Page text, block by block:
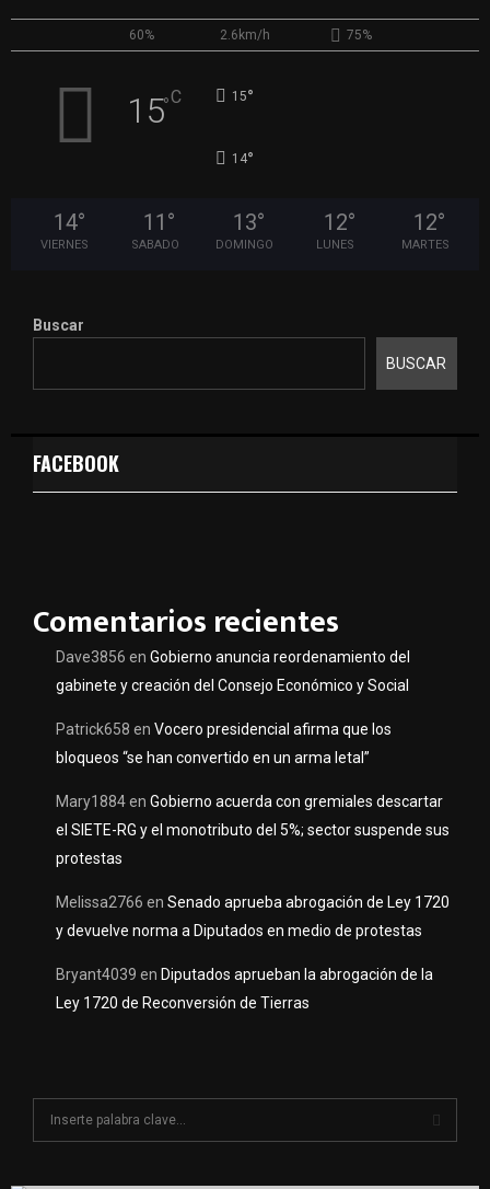
60% 2.6km/h 75%
15°C 15°
14°
14°
VIERNES
11 °
SABADO
13°
DOMINGO
12°
LUNES
12°
MARTES
Buscar
BUSCAR
FACEBOOK
Comentarios recientes
Dave3856 en Gobierno anuncia reordenamiento del
gabinete y creación del Consejo Económico y Social
Patrick658 en Vocero presidencial afirma que los
bloqueos “se han convertido en un arma letal”
Mary1884en Gobierno acuerda con gremiales descartar
el SIETE-RG y el monotributo del 5%; sector suspende sus
protestas
Melissa2766 en Senado aprueba abrogación de Ley 1720
y devuelve norma a Diputados en medio de protestas
Bryant4039 en Diputados aprueban la abrogación de la
Ley 1720 de Reconversión de Tierras